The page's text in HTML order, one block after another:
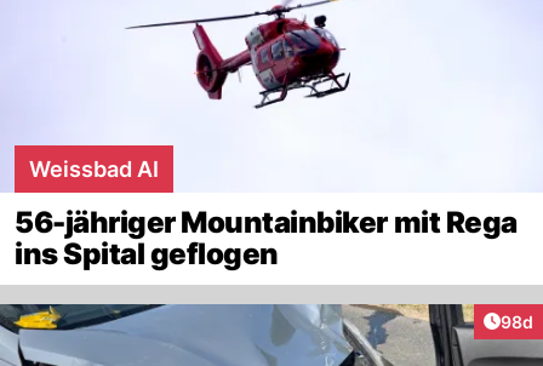
Weissbad AI
56-jähriger Mountainbiker mit Rega
ins Spital geflogen
98d